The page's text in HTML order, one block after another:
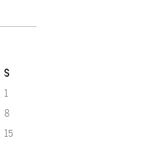
S
1
8
15